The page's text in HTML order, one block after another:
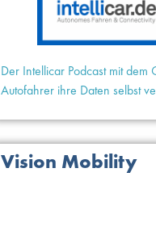
Der Intellicar Podcast mit
Autofahrer ihre Daten selbst
Vision Mobility